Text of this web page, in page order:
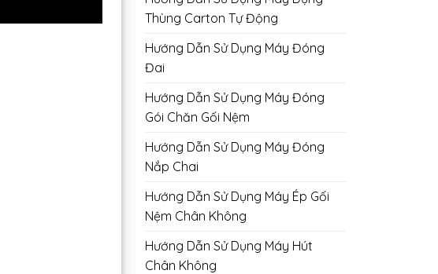
Thùng Carton Tự Động
Hướng Dẫn Sử Dụng Máy Đóng
Đai
Hướng Dẫn Sử Dụng Máy Đóng
Gói Chăn Gối Nệm
Hướng Dẫn Sử Dụng Máy Đóng
Nắp Chai
Hướng Dẫn Sử Dụng Máy Ép Gối
Nệm Chân Không
Hướng Dẫn Sử Dụng Máy Hút
Chân Không